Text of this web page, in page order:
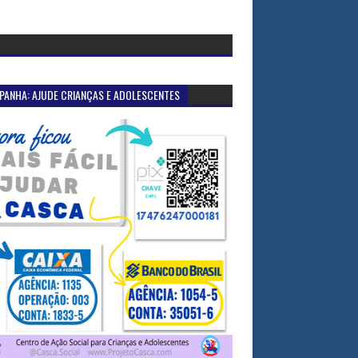
AJUDE CRIANÇAS E ADOLESCENTES